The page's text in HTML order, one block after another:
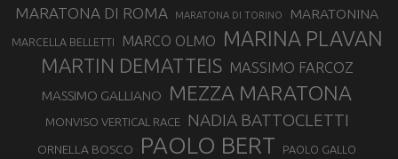
MARATONA DI ROMA MARATONA DI TORINO MARATONINA
MARCELLA BELLETTI MARCO OLMO MARINA PLAVAN
MARTIN DEMATTEIS MASSIMO FARCOZ
MASSIMO GALLIANO MEZZA MARATONA
MONVISO VERTICAL RACE NADIA BATTOCLETTI
ORNELLA BOSCO PAOLO BERT PAOLO GALLO